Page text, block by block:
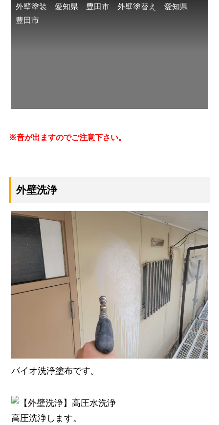
外壁塗装 愛知県 豊田市 外壁塗替え 愛知県
豊田市
※音が出ますのでご注意下さい。
外壁洗浄
バイオ洗浄塗布です。
高圧洗浄します。